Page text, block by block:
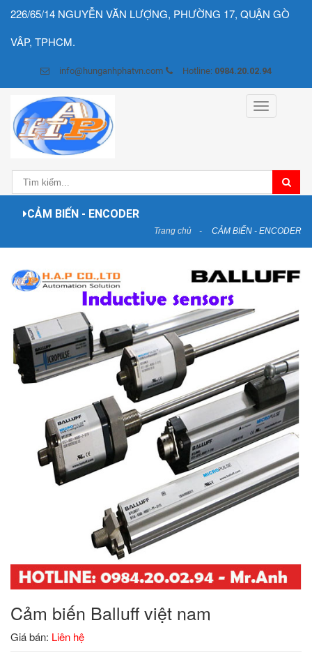
226/65/14 NGUYỄN VĂN LƯỢNG, PHƯỜNG 17, QUẬN GÒ
VÂP, TPHCM.
info@hunganhphatvn.com Hotline: 0984.20.02.94
Toggle
navigation
CẢM BIẾN - ENCODER
Trang chủ CẢM BIẾN - ENCODER
Cảm biến Balluff việt nam
Giá bán: Liên hệ